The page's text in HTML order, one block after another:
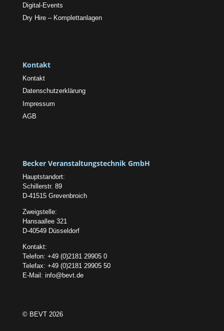
Digital-Events
Dry Hire – Komplettanlagen
Kontakt
Kontakt
Datenschutzerklärung
Impressum
AGB
Becker Veranstaltungstechnik GmbH
Hauptstandort:
Schillerstr. 89
D-41515 Grevenbroich
Zweigstelle:
Hansaallee 321
D-40549 Düsseldorf
Kontakt:
Telefon: +49 (0)2181 29905 0
Telefax: +49 (0)2181 29905 50
E-Mail: info@bevt.de
© BEVT 2026